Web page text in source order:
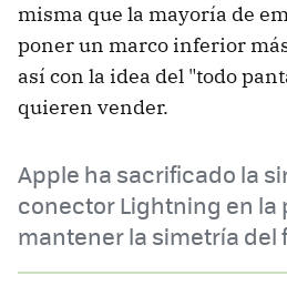
misma que la mayoría de
poner un marco inferior
así con la idea del "todo
quieren vender.
Apple ha sacrificado la
conector Lightning en la
mantener la simetría del